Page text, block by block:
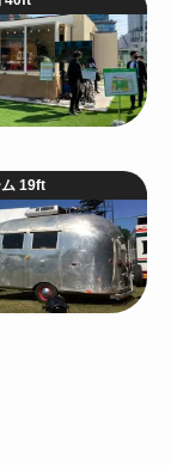
19ft